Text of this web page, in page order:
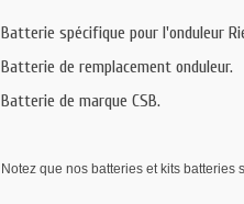
Batterie spécifique pour l'onduleur
Batterie de remplacement onduleur.
Batterie de marque CSB.
Notez que nos batteries et kits